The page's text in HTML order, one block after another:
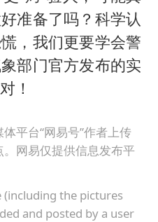
准备了吗？科学认
，我们更要学会警
部门官方发布的实
！
平台“网易号”作者上传
网易仅提供信息发布平
(including the pictures
and posted by a user